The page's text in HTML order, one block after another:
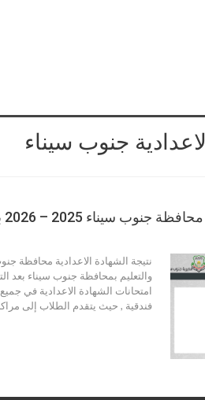
جنوب سيناء
سيناء 2025 – 2026 برقم الجلوس
نتيجة الشهادة الاعدادية محافظة
والتعليم بمحافظة جنوب سيناء بعد
امتحانات الشهادة الاعدادية في
فندقية , حيث يتقدم الطلاب إلى